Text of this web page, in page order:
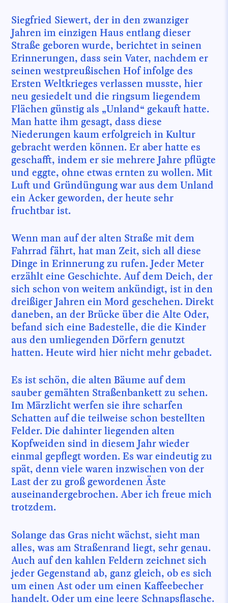
Siegfried Siewert, der in den zwanziger
Jahren im einzigen Haus entlang dieser
Straße geboren wurde, berichtet in seinen
Erinnerungen, dass sein Vater, nachdem er
seinen westpreußischen Hof infolge des
Ersten Weltkrieges verlassen musste, hier
neu gesiedelt und die ringsum liegendem
Flächen günstig als „Unland“ gekauft hatte.
Man hatte ihm gesagt, dass diese
Niederungen kaum erfolgreich in Kultur
gebracht werden können. Er aber hatte es
geschafft, indem er sie mehrere Jahre pflügte
und eggte, ohne etwas ernten zu wollen. Mit
Luft und Gründüngung war aus dem Unland
ein Acker geworden, der heute sehr
fruchtbar ist.
Wenn man auf der alten Straße mit dem
Fahrrad fährt, hat man Zeit, sich all diese
Dinge in Erinnerung zu rufen. Jeder Meter
erzählt eine Geschichte. Auf dem Deich, der
sich schon von weitem ankündigt, ist in den
dreißiger Jahren ein Mord geschehen. Direkt
daneben, an der Brücke über die Alte Oder,
befand sich eine Badestelle, die die Kinder
aus den umliegenden Dörfern genutzt
hatten. Heute wird hier nicht mehr gebadet.
Es ist schön, die alten Bäume auf dem
sauber gemähten Straßenbankett zu sehen.
Im Märzlicht werfen sie ihre scharfen
Schatten auf die teilweise schon bestellten
Felder. Die dahinter liegenden alten
Kopfweiden sind in diesem Jahr wieder
einmal gepflegt worden. Es war eindeutig zu
spät, denn viele waren inzwischen von der
Last der zu groß gewordenen Äste
auseinandergebrochen. Aber ich freue mich
trotzdem.
Solange das Gras nicht wächst, sieht man
alles, was am Straßenrand liegt, sehr genau.
Auch auf den kahlen Feldern zeichnet sich
jeder Gegenstand ab, ganz gleich, ob es sich
um einen Ast oder um einen Kaffeebecher
handelt. Oder um eine leere Schnapsflasche.